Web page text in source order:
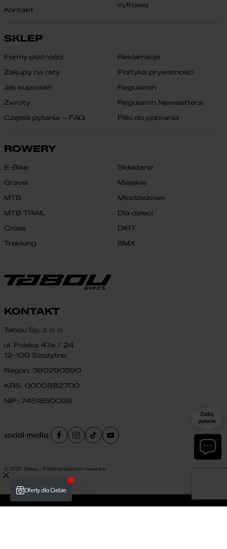
Kontakt
cyfrowej
SKLEP
Formy płatności
Zakupy na raty
Jak kupować
Zwroty
Częste pytania – FAQ
Reklamacje
Polityka prywatności
Regulamin
Regulamin Newslettera
Pliki do pobrania
ROWERY
E-Bike
Gravel
MTB
MTB TRAIL
Cross
Trekking
Składane
Miejskie
Młodzieżowe
Dla dzieci
DIRT
BMX
KONTAKT
Tabou Sp. z o. o.
ul. Polska 47a / 24
12-100 Szczytno
Regon: 380290590
KRS: 0000882700
NIP: 7451850098
social media:
© 2026 Tabou - Polski producent rowerów
Zadaj
pytanie